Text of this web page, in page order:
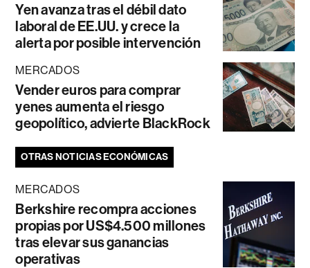
Yen avanza tras el débil dato
laboral de EE.UU. y crece la
alerta por posible intervención
MERCADOS
Vender euros para comprar
yenes aumenta el riesgo
geopolítico, advierte BlackRock
OTRAS NOTICIAS ECONÓMICAS
MERCADOS
Berkshire recompra acciones
propias por US$4.500 millones
tras elevar sus ganancias
operativas